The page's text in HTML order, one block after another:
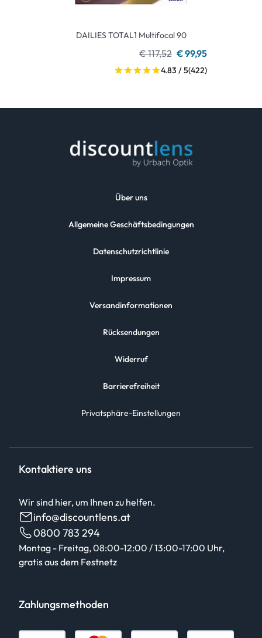
DAILIES TOTAL1 Multifocal 90
€ 117,52 € 99,95
4.83 / 5(422)
Über uns
Allgemeine Geschäftsbedingungen
Datenschutzrichtlinie
Impressum
Versandinformationen
Rücksendungen
Widerruf
Barrierefreiheit
Privatsphäre-Einstellungen
Kontaktiere uns
Wir sind hier, um Ihnen zu helfen.
info@discountlens.at
0800 783 294
Montag - Freitag, 08:00-12:00 / 13:00-17:00 Uhr,
gratis aus dem Festnetz
Zahlungsmethoden